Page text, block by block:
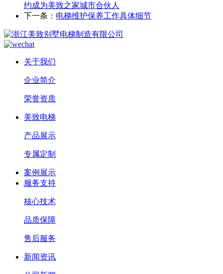
约成为美致之家城市合伙人
下一条： 电梯维护保养工作具体细节
关于我们
企业简介
荣誉资质
美致电梯
产品展示
专属定制
案例展示
服务支持
核心技术
品质保障
售后服务
新闻资讯